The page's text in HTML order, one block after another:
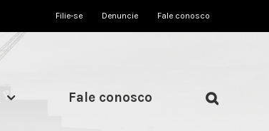
Filie-se Denuncie Fale conosco
Fale conosco